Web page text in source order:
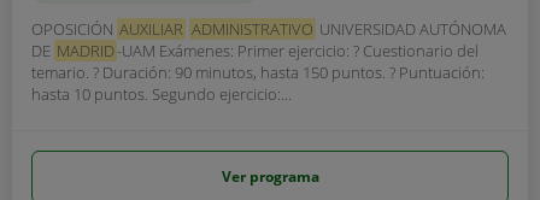
OPOSICIÓN AUXILIAR ADMINISTRATIVO UNIVERSIDAD AUTÓNOMA
DE MADRID-UAM Exámenes: Primer ejercicio: ? Cuestionario del
temario. ? Duración: 90 minutos, hasta 150 puntos. ? Puntuación:
hasta 10 puntos. Segundo ejercicio:...
Ver programa